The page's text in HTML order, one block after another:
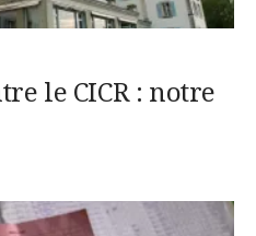
le CICR : notre